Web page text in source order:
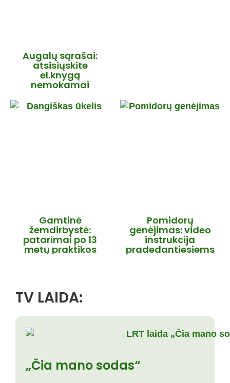
Augalų sąrašai:
atsisiųskite
el.knygą
nemokamai
Gamtinė
žemdirbystė:
patarimai po 13
metų praktikos
Pomidorų
genėjimas: video
instrukcija
pradedantiesiems
TV LAIDA:
„Čia mano sodas“